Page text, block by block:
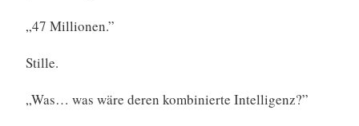
„47 Millionen.”
Stille.
„Was… was wäre deren kombinierte Intelligenz?”